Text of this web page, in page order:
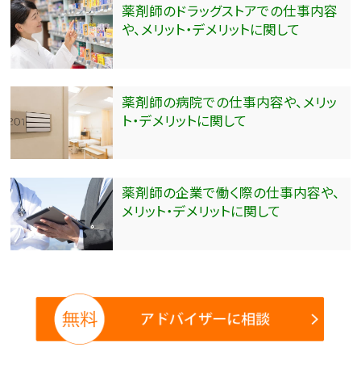
薬剤師のドラッグストアでの仕事内容
や、メリット・デメリットに関して
薬剤師の病院での仕事内容や、メリッ
ト・デメリットに関して
薬剤師の企業で働く際の仕事内容や、
メリット・デメリットに関して